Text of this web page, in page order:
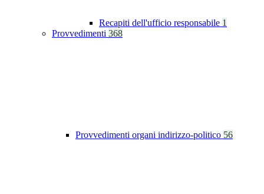
Recapiti dell'ufficio responsabile 1
Provvedimenti 368
Provvedimenti organi indirizzo-politico 56